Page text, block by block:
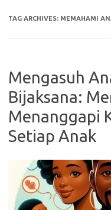
TAG ARCHIVES: MEMAHAMI
Mengasuh
Bijaksana:
Menanggapi
Setiap Anak